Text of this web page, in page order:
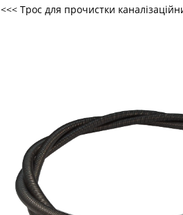
<<< Трос для прочистки